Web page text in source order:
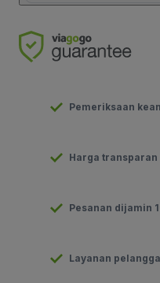
Pemeriksaan
Harga transparan
Pesanan dijamin
Layanan